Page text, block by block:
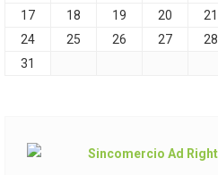
17
18 19 20 21
24
25 26 27 28
31